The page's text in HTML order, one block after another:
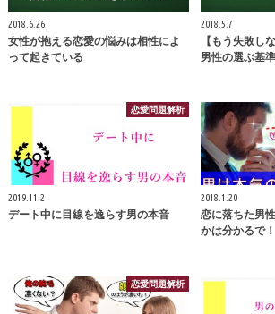
2018.6.26
女性が抱える恋愛の悩みは相性によ
って起きている
2018.5.7
【もう失敗し
男性の選ぶ基
恋愛問題解析
2019.11.2
デート中に目線を逸らす男の本音
2018.1.20
恋に落ちた男
かは分かるで！
恋愛問題解析